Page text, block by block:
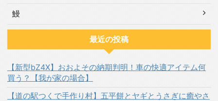
鰻
最近の投稿
【新型bZ4X】おおよその納期判明！車の快適アイテム何
買う？【我が家の場合】
【道の駅つくで手作り村】五平餅とヤギとうさぎに癒やさ